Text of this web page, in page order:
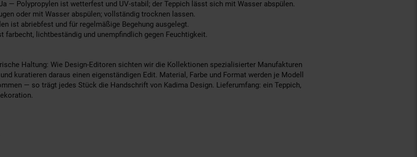
— Polypropylen ist wetterfest und UV-stabil; der Teppich lässt sich mit Wasser abspülen.
oder mit Wasser abspülen; vollständig trocknen lassen.
ist abriebfest und für regelmäßige Begehung ausgelegt.
farbecht, lichtbeständig und unempfindlich gegen Feuchtigkeit.
Haltung: Wie Design-Editoren sichten wir die Kollektionen spezialisierter Manufakturen
kuratieren daraus einen eigenständigen Edit. Material, Farbe und Format werden je Modell
— so trägt jedes Stück die Handschrift von Kadima Design. Lieferumfang: ein Teppich,